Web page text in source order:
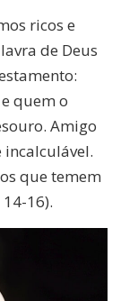
ricos e
de Deus
quem o
Amigo
incalculável.
que temem
16).